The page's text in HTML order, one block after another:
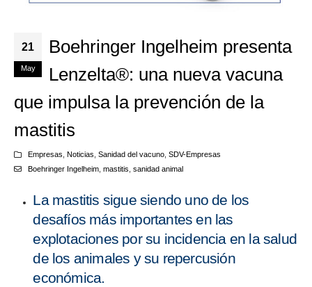
21
May
Boehringer Ingelheim presenta
Lenzelta®: una nueva vacuna
que impulsa la prevención de la
mastitis
Empresas Noticias Sanidad del vacuno, SDV-Empresas
Boehringer Ingelheim, mastitis sanidad animal
La mastitis sigue siendo uno de los
desafíos más importantes en las
explotaciones por su incidencia en la salud
de los animales y su repercusión
económica.